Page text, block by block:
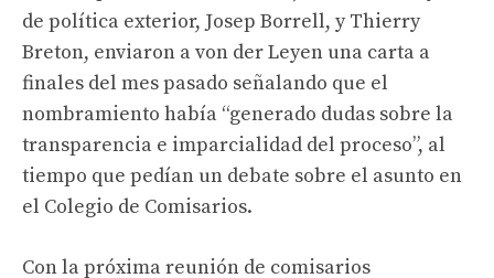
de política exterior, Josep Borrell, y Thierry
Breton, enviaron a von der Leyen una carta a
finales del mes pasado señalando que el
nombramiento había “generado dudas sobre la
transparencia e imparcialidad del proceso”, al
tiempo que pedían un debate sobre el asunto en
el Colegio de Comisarios.
Con la próxima reunión de comisarios